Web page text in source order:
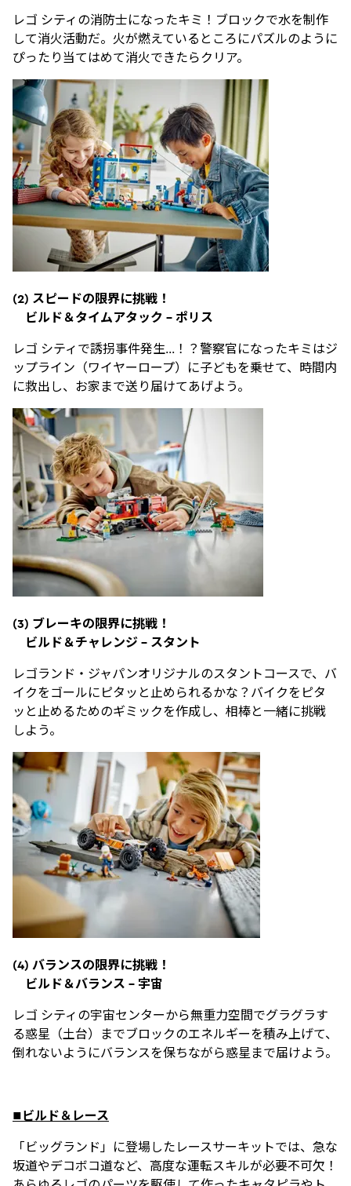
レゴ シティの消防士になったキミ！ブロックで水を制作
して消火活動だ。火が燃えているところにパズルのように
ぴったり当てはめて消火できたらクリア。
(2) スピードの限界に挑戦！
ビルド＆タイムアタック – ポリス
レゴ シティで誘拐事件発生…！？警察官になったキミはジ
ップライン（ワイヤーロープ）に子どもを乗せて、時間内
に救出し、お家まで送り届けてあげよう。
(3) ブレーキの限界に挑戦！
ビルド＆チャレンジ – スタント
レゴランド・ジャパンオリジナルのスタントコースで、バ
イクをゴールにピタッと止められるかな？バイクをピタ
ッと止めるためのギミックを作成し、相棒と一緒に挑戦
しよう。
(4) バランスの限界に挑戦！
ビルド＆バランス – 宇宙
レゴ シティの宇宙センターから無重力空間でグラグラす
る惑星（土台）までブロックのエネルギーを積み上げて、
倒れないようにバランスを保ちながら惑星まで届けよう。
■ビルド＆レース
「ビッグランド」に登場したレースサーキットでは、急な
坂道やデコボコ道など、高度な運転スキルが必要不可欠！